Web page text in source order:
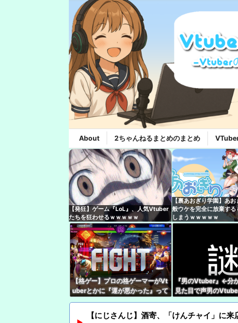
About 2ちゃんねるまとめのまとめ
【発狂】ゲーム『LoL』、人気Vtuber
たちを狂わせるｗｗｗｗｗ
【裏あおぎり学園】あ
般ウケを完全に放棄する
しまうｗｗｗｗｗ
【格ゲー】プロの格ゲーマーがVt
uberとかに『運が悪かった』って
『男のVtuber』←分
見た目で声男の
【にじさんじ】酒寄、「けんチャイ」に